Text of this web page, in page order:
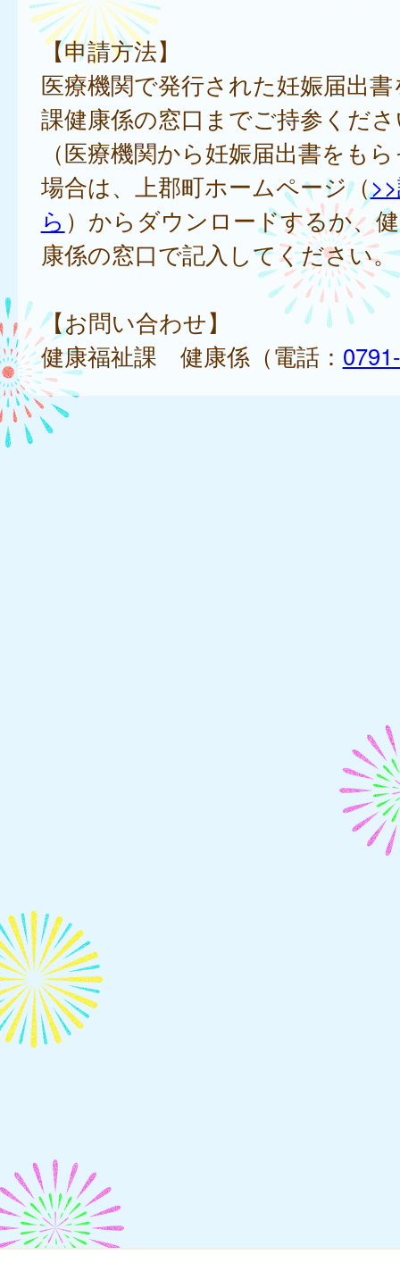
【申請方法】
医療機関で発行された妊娠届出
課健康係の窓口までご持参くだ
（医療機関から妊娠届出書をも
場合は、上郡町ホームページ（
ら ）からダウンロードするか、
康係の窓口で記入してください
【お問い合わせ】
健康福祉課 健康係（電話：